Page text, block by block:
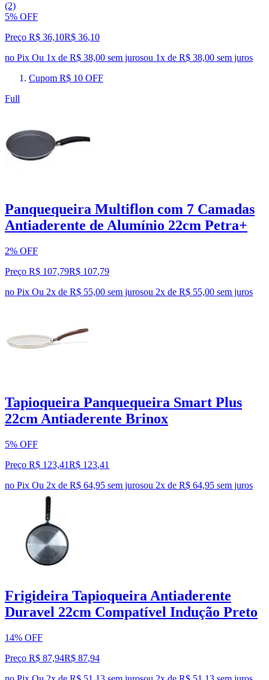
(2)
5% OFF
Preço R$ 36,10R$ 36,10
no Pix Ou 1x de R$ 38,00 sem jurosou 1x de R$ 38,00 sem juros
Cupom R$ 10 OFF
Full
Panquequeira Multiflon com 7 Camadas
Antiaderente de Alumínio 22cm Petra+
2% OFF
Preço R$ 107,79R$ 107,79
no Pix Ou 2x de R$ 55,00 sem jurosou 2x de R$ 55,00 sem juros
Tapioqueira Panquequeira Smart Plus
22cm Antiaderente Brinox
5% OFF
Preço R$ 123,41R$ 123,41
no Pix Ou 2x de R$ 64,95 sem jurosou 2x de R$ 64,95 sem juros
Frigideira Tapioqueira Antiaderente
Duravel 22cm Compatível Indução Preto
14% OFF
Preço R$ 87,94R$ 87,94